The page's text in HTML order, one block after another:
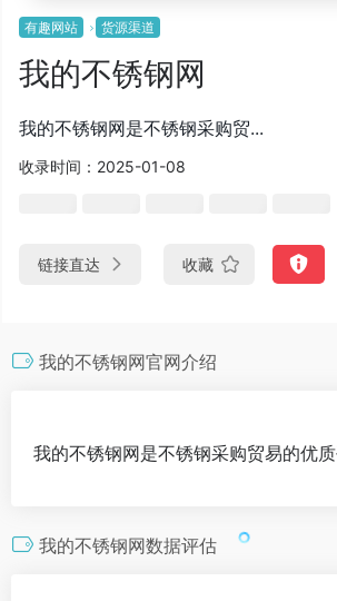
有趣网站 货源渠道
我的不锈钢网
我的不锈钢网是不锈钢采购贸...
收录时间：2025-01-08
链接直达 收藏
我的不锈钢网官网介绍
我的不锈钢网是不锈钢采购贸易的优
我的不锈钢网数据评估